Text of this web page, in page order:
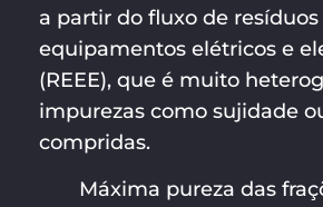
a partir do fluxo de resíduos
equipamentos elétricos e
(REEE), que é muito
impurezas como sujidade
compridas.
Máxima pureza das